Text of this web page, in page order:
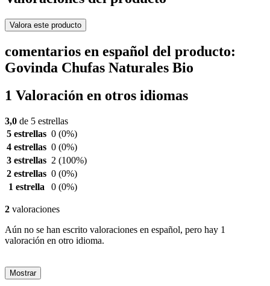
Valora este producto
comentarios en español del producto:
Govinda Chufas Naturales Bio
1 Valoración en otros idiomas
3,0 de 5 estrellas
5 estrellas 0 (0%)
4 estrellas 0 (0%)
3 estrellas 2 (100%)
2 estrellas 0 (0%)
1 estrella
0 (0%)
2 valoraciones
Aún no se han escrito valoraciones en español, pero hay 1
valoración en otro idioma.
Mostrar